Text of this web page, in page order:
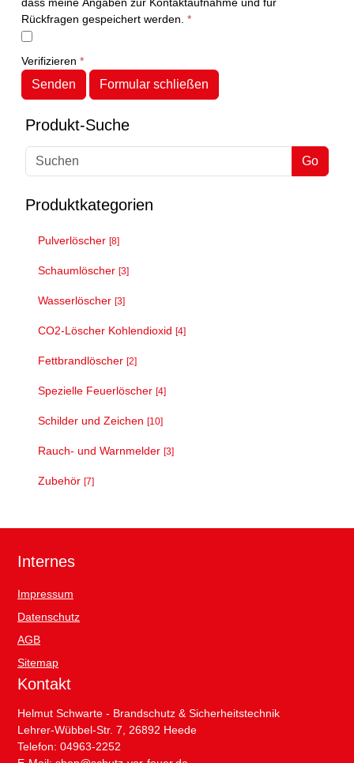
Rückfragen gespeichert werden. *
Verifizieren *
Senden Formular schließen
Produkt-Suche
Go
Produktkategorien
Pulverlöscher [8]
Schaumlöscher [3]
Wasserlöscher [3]
CO2-Löscher Kohlendioxid [4]
Fettbrandlöscher [2]
Spezielle Feuerlöscher [4]
Schilder und Zeichen [10]
Rauch- und Warnmelder [3]
Zubehör [7]
Internes
Impressum
Datenschutz
AGB
Sitemap
Kontakt
Helmut Schwarte - Brandschutz & Sicherheitstechnik
Lehrer-Wübbel-Str. 7, 26892 Heede
Telefon: 04963-2252